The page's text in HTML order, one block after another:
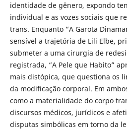
identidade de gênero, expondo
individual e as vozes sociais que
trans. Enquanto “A Garota
sensível a trajetória de Lili Elbe,
submeter a uma cirurgia de
registrada, “A Pele que Habito”
mais distópica, que questiona os
da modificação corporal. Em
como a materialidade do corpo
discursos médicos, jurídicos e
disputas simbólicas em torno da